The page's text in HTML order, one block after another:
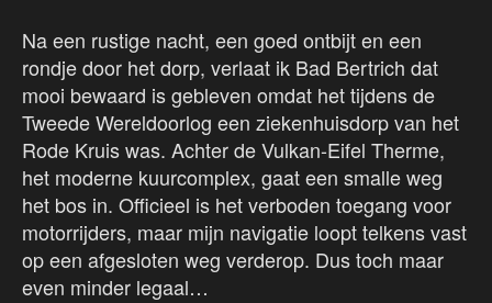
Na een rustige nacht, een goed ontbijt en een
rondje door het dorp, verlaat ik Bad Bertrich dat
mooi bewaard is gebleven omdat het tijdens de
Tweede Wereldoorlog een ziekenhuisdorp van het
Rode Kruis was. Achter de Vulkan-Eifel Therme,
het moderne kuurcomplex, gaat een smalle weg
het bos in. Officieel is het verboden toegang voor
motorrijders, maar mijn navigatie loopt telkens vast
op een afgesloten weg verderop. Dus toch maar
even minder legaal…